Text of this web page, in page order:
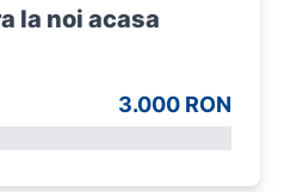
la noi acasa
3.000 RON